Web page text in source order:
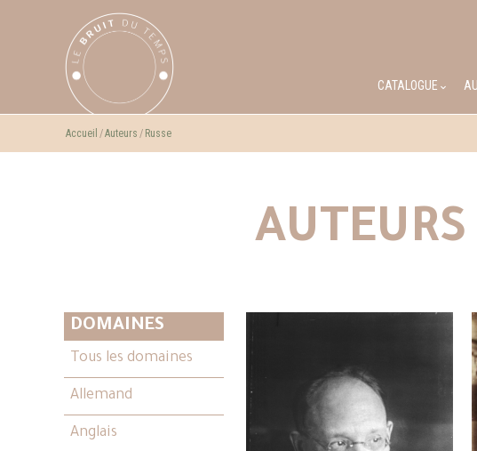
CATALOGUE
Accueil Auteurs Russe
DOMAINES
Tous les domaines
Allemand
Anglais